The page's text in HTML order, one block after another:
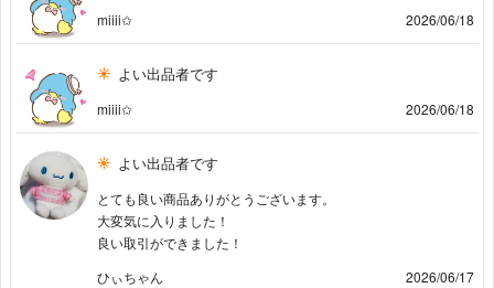
miiii✩ 2026/06/18
よい出品者です
miiii✩ 2026/06/18
よい出品者です
とても良い商品ありがとうございます。
大変気に入りました！
良い取引ができました！
ひぃちゃん
2026/06/17